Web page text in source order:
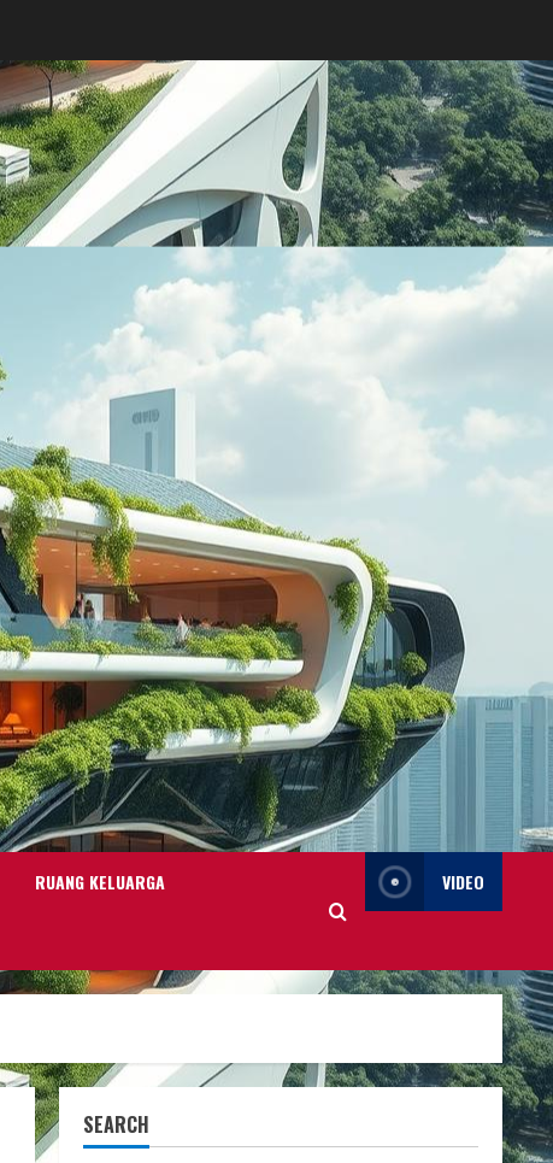
RUANG KELUARGA VIDEO
SEARCH